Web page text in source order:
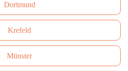
Dortmund
Krefeld
Münster